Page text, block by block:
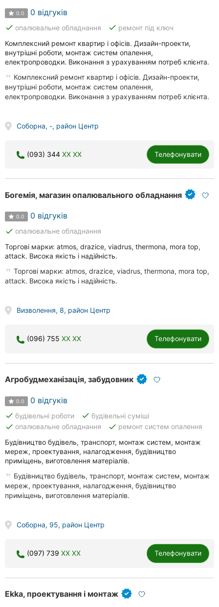
Київ
Харків
Запоріжжя
Дніпро
Кривий
Миколаїв
Херсон
Полтава
Чернігів
Черкаси
Суми
Івано-
Франківськ
Луцьк
Карпати
0.0 0 відгуків
done опалювальне обладнання done ремонт під ключ
Комплексний ремонт квартир і офісів. Дизайн-проекти,
внутрішні роботи, монтаж систем опалення,
електропроводки. Виконання з урахуванням потреб клієнта.
Комплексний ремонт квартир і офісів. Дизайн-проекти,
внутрішні роботи, монтаж систем опалення,
електропроводки. Виконання з урахуванням потреб клієнта.
Соборна, -, район Центр
(093) 344 XX XX Телефонувати
Богемія, магазин опалювального обладнання
0.0 0 відгуків
done опалювальне обладнання
Торгові марки: atmos, drazice, viadrus, thermona, mora top,
attack. Висока якість і надійність.
Торгові марки: atmos, drazice, viadrus, thermona, mora top,
attack. Висока якість і надійність.
Визволення, 8, район Центр
(096) 755 XX XX Телефонувати
Агробудмеханізація, забудовник
0.0 0 відгуків
done будівельні роботи done будівельні суміші
done опалювальне обладнання done ремонт систем опалення
Будівництво будівель, транспорт, монтаж систем, монтаж
мереж, проектування, налагодження, будівництво
приміщень, виготовлення матеріалів.
Будівництво будівель, транспорт, монтаж систем, монтаж
мереж, проектування, налагодження, будівництво
приміщень, виготовлення матеріалів.
Соборна, 95, район Центр
(097) 739 XX XX Телефонувати
Ekka, проектування і монтаж